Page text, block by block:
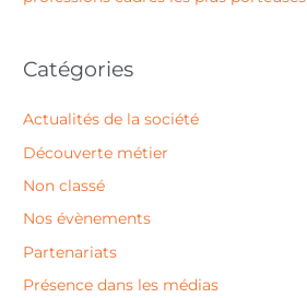
Catégories
Actualités de la société
Découverte métier
Non classé
Nos évènements
Partenariats
Présence dans les médias